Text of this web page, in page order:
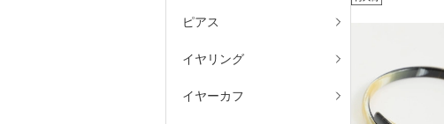
ピアス
イヤリング
イヤーカフ